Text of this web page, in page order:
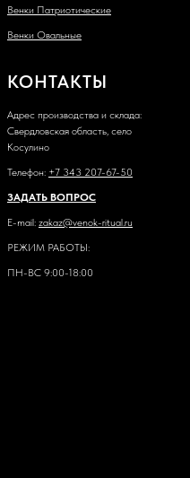
Венки Патриотические
Венки Овальные
КОНТАКТЫ
Адрес производства и склада:
Свердловская область, село
Косулино
Телефон: +7 343 207-67-50
ЗАДАТЬ ВОПРОС
E-mail: zakaz@venok-ritual.ru
РЕЖИМ РАБОТЫ:
ПН-ВС 9:00-18:00